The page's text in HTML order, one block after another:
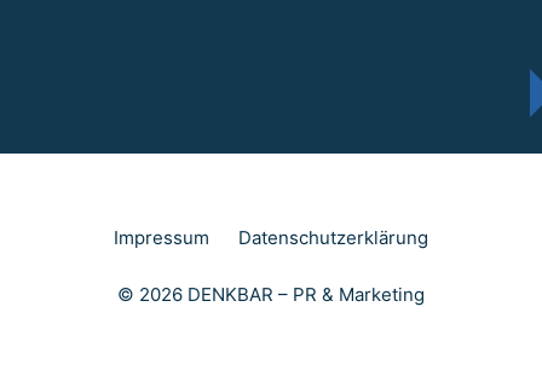
Impressum Datenschutzerklärung
© 2026 DENKBAR – PR & Marketing